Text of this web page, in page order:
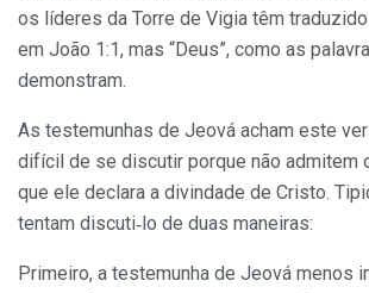
os líderes da Torre de Vigia têm
em João 1:1, mas “Deus”, como as
demons­tram.
As testemunhas de Jeová acham este
difícil de se discutir porque não admitem
que ele declara a di­vindade de Cristo.
tentam discuti‑lo de duas maneiras:
Primeiro, a testemunha de Jeová menos